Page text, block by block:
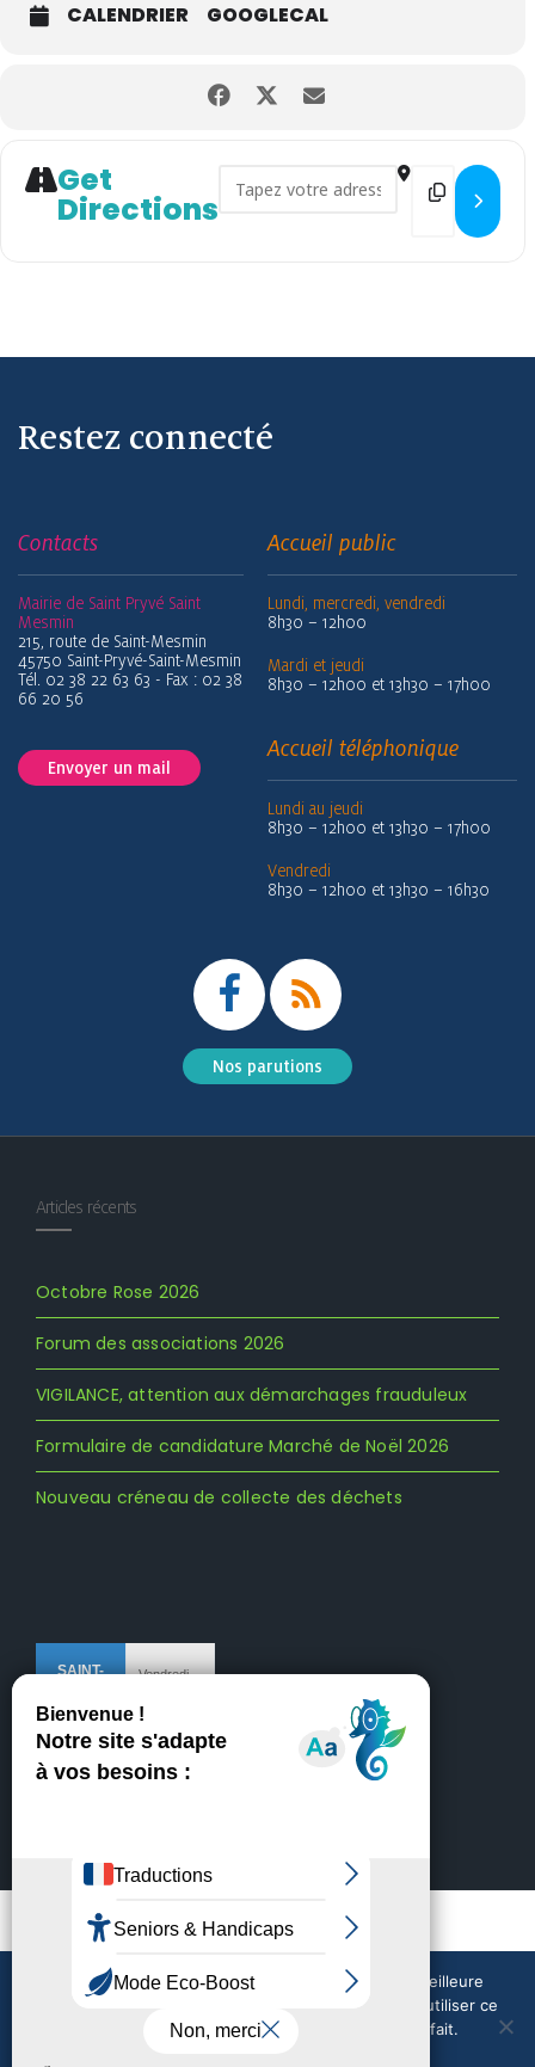
CALENDRIER GOOGLECAL
Get
Directions
Address - Atelier Théâtre &
Restez connecté
Contacts
Mairie de Saint Pryvé Saint
Mesmin
215, route de Saint-Mesmin
45750 Saint-Pryvé-Saint-Mesmin
Tél. 02 38 22 63 63 - Fax : 02 38
66 20 56
Envoyer un mail
Accueil public
Lundi, mercredi, vendredi
8h30 – 12h00
Mardi et jeudi
8h30 – 12h00 et 13h30 – 17h00
Accueil téléphonique
Lundi au jeudi
8h30 – 12h00 et 13h30 – 17h00
Vendredi
8h30 – 12h00 et 13h30 – 16h30
Nos parutions
Articles récents
Octobre Rose 2026
Forum des associations 2026
VIGILANCE, attention aux démarchages frauduleux
Formulaire de candidature Marché de Noël 2026
Nouveau créneau de collecte des déchets
Mentions légales
Nous utilisons des cookies pour vous garantir la meilleure
expérience sur notre site web. Si vous continuez à utiliser ce
site, nous supposerons que vous en êtes satisfait.